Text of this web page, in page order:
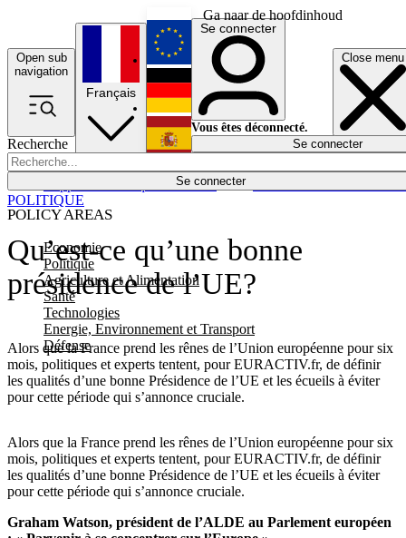
Ga naar de hoofdinhoud
Open sub
navigation
Close menu
Recherche
Se connecter
POLICY AREAS
Economie
Politique
Agriculture et Alimentation
Santé
Technologies
Energie, Environnement et Transport
Défense
Économie
Français
English
Deutsch
Español
Se connecter
Vous êtes déconnecté.
Se connecter
Qu’est-ce qu’une bonne
présidence de l’UE?
Alors que la France prend les rênes de l’Union européenne pour six
mois, politiques et experts tentent, pour EURACTIV.fr, de définir
les qualités d’une bonne Présidence de l’UE et les écueils à éviter
pour cette période qui s’annonce cruciale.
POLITIQUE
Alors que la France prend les rênes de l’Union européenne pour six
mois, politiques et experts tentent, pour EURACTIV.fr, de définir
les qualités d’une bonne Présidence de l’UE et les écueils à éviter
pour cette période qui s’annonce cruciale.
Graham Watson, président de l’ALDE au Parlement européen